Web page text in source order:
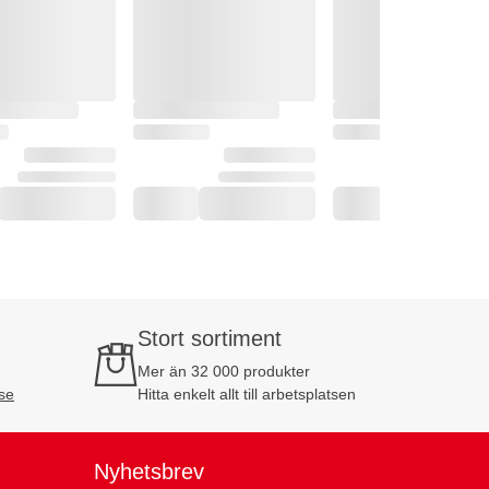
Stort sortiment
Mer än 32 000 produkter
Hitta enkelt allt till arbetsplatsen
Nyhetsbrev